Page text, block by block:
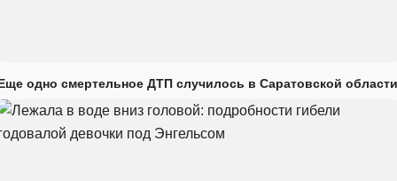
одно смертельное ДТП случилось в Саратовской области